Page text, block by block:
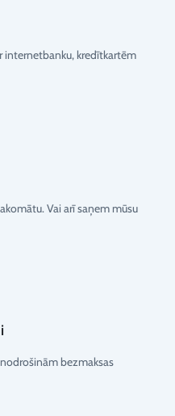
internetbanku, kredītkartēm
Vai arī saņem mūsu
bezmaksas